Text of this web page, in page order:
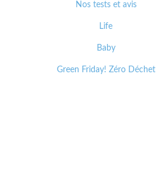
Nos tests et avis
Life
Baby
Green Friday! Zéro Déchet